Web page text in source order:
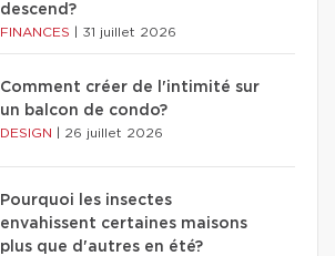
descend?
FINANCES 31 juillet 2026
Comment créer de l'intimité sur
un balcon de condo?
DESIGN 26 juillet 2026
Pourquoi les insectes
envahissent certaines maisons
plus que d'autres en été?